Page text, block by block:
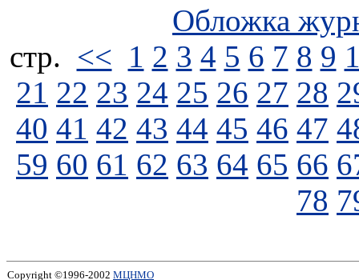
Обложка
стp. << 1 2 3 4 5 6 7 8 9
21 22 23 24 25 26 27 28
40 41 42 43 44 45 46 47
59 60 61 62 63 64 65 66
78
Copyright ©1996-2002 МЦНМО